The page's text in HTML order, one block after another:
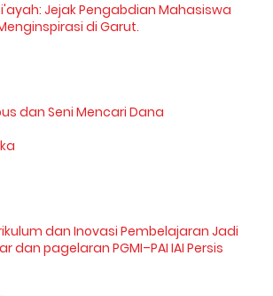
Jejak Pengabdian Mahasiswa
di Garut.
dan Seni Mencari Dana
dan Inovasi Pembelajaran Jadi
dan pagelaran PGMI–PAI IAI Persis